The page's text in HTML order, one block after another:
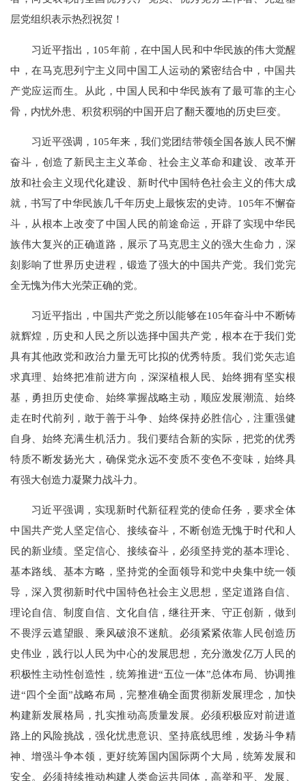
层党组织表示热烈祝贺！
习近平指出，105年前，在中国人民和中华民族的伟大觉醒
中，在马克思列宁主义同中国工人运动的紧密结合中，中国共
产党应运而生。从此，中国人民和中华民族有了最可靠的主心
骨，内忧外患、积贫积弱的中国开启了翻天覆地的历史巨变。
习近平强调，105年来，我们党团结带领全国各族人民不懈
奋斗，创造了新民主主义革命、社会主义革命和建设、改革开
放和社会主义现代化建设、新时代中国特色社会主义的伟大成
就，书写了中华民族几千年历史上最恢宏的史诗。105年不懈奋
斗，从根本上改变了中国人民的前途命运，开辟了实现中华民
族伟大复兴的正确道路，展示了马克思主义的强大生命力，深
刻影响了世界历史进程，锻造了强大的中国共产党。我们党完
全无愧为伟大光荣正确的党。
习近平指出，中国共产党之所以能够在105年奋斗中不断铸
就辉煌，历史和人民之所以选择中国共产党，根本在于我们党
具有其他政党和政治力量无可比拟的优秀特质。我们党矢志追
求真理、始终把准前进方向，深深植根人民、始终拥有坚实根
基，勇担历史使命、始终掌握战略主动，顺应发展潮流、始终
走在时代前列，敢于善于斗争、始终保持必胜信心，注重强健
自身、始终充满生机活力。我们要结合新的实际，把党的优秀
特质不断发扬光大，确保党永远不变质不变色不变味，始终具
有强大创造力凝聚力战斗力。
习近平强调，实现新时代新征程党的使命任务，要求全体
中国共产党人坚定信心、接续奋斗，不断创造无愧于时代和人
民的新业绩。坚定信心、接续奋斗，必须坚持党的基本理论、
基本路线、基本方略，坚持党的全面领导和党中央集中统一领
导，深入贯彻新时代中国特色社会主义思想，坚定道路自信、
理论自信、制度自信、文化自信，继往开来、守正创新，做到
不畏浮云遮望眼、乘风破浪不迷航。必须紧紧依靠人民创造历
史伟业，践行以人民为中心的发展思想，充分激发亿万人民的
积极性主动性创造性，统筹推进“五位一体”总体布局、协调推
进“四个全面”战略布局，完整准确全面贯彻新发展理念，加快
构建新发展格局，扎实推动高质量发展。必须积极应对前进道
路上的风险挑战，强化忧患意识、坚持底线思维，发扬斗争精
神、增强斗争本领，更好统筹国内国际两个大局，统筹发展和
安全。必须持续推动构建人类命运共同体，高举和平、发展、